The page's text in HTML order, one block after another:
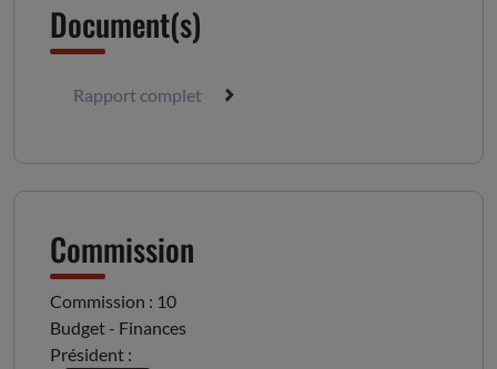
Document(s)
Rapport complet
Commission
Commission : 10
Budget - Finances
Président :